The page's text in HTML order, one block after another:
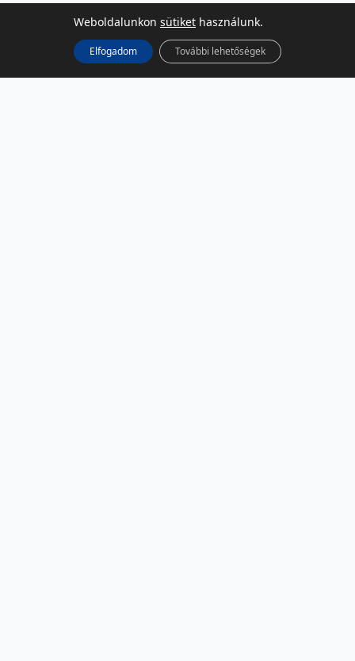
Weboldalunkon sütiket használunk.
Elfogadom További lehetőségek